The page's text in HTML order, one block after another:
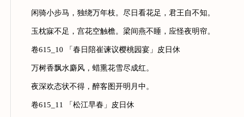
闲骑小步马，独绕万年枝。尽日看花足，君王自不知。
玉枕寐不足，宫花空触檐。梁间燕不睡，应怪夜明帘。
卷615_10 「春日陪崔谏议樱桃园宴」皮日休
万树香飘水麝风，蜡熏花雪尽成红。
夜深欢态状不得，醉客图开明月中。
卷615_11 「松江早春」皮日休